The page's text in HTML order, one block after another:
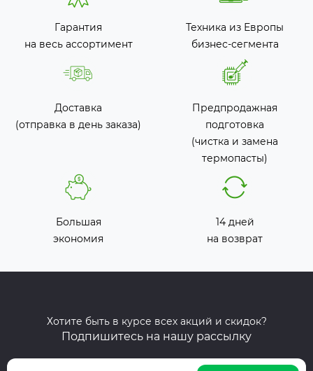
Гарантия
на весь ассортимент
Техника из Европы
бизнес-сегмента
Доставка
(отправка в день заказа)
Предпродажная
подготовка
(чистка и замена
термопасты)
Большая
экономия
14 дней
на возврат
Хотите быть в курсе всех акций и скидок?
Подпишитесь на нашу рассылку